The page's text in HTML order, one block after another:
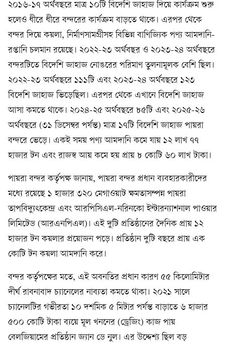
২০১৬-১৭ অর্থবছরে মাত্র ১০টি বিদেশি জাহাজ দিয়ে কার্যক্রম শুরু
হলেও ধীরে ধীরে বন্দরের কার্যক্রম বাড়তে থাকে। এরপর থেকে
বন্দর দিয়ে কয়লা, নির্মাণসামগ্রীসহ বিভিন্ন বাণিজ্যিক পণ্য আমদানি-
রপ্তানি চলমান রয়েছে। ২০২২-২৩ অর্থবছর ও ২০২৩-২৪ অর্থবছরে
বন্দরটিতে বিদেশি জাহাজ নোঙরের পরিমাণ তুলনামূলক বেশি ছিল।
২০২২-২৩ অর্থবছরে ১১১টি এবং ২০২৩-২৪ অর্থবছরে ১২৩
বিদেশি জাহাজ ভিড়েছিল। এরপর থেকে এখানে বিদেশি জাহাজ
আসা কমতে থাকে। ২০২৪-২৫ অর্থবছরে ৮৫টি এবং ২০২৫-২৬
অর্থবছরে (৩১ ডিসেম্বর পর্যন্ত) মাত্র ১৭টি বিদেশি জাহাজ পায়রা
বন্দরে ভেড়ে। একই সময় পণ্য আমদানি কমে যায় ১২ লাখ ৭৭
হাজার টন এবং রাজস্ব আয় কমে হয় প্রায় ৮ কোটি ৬০ লাখ টাকা।
পায়রা বন্দর কর্তৃপক্ষ জানায়, পায়রা বন্দর প্রধান ব্যবহারকারীদের
মধ্যে রয়েছে ১ হাজার ৩২০ মেগাওয়াট ক্ষমতাসম্পন্ন পায়রা
তাপবিদ্যুৎকেন্দ্র এবং আরপিসিএল-নরিনকো ইন্টারন্যাশনাল পাওয়ার
লিমিটেড (আরএনপিএল)। এই দুটি প্রতিষ্ঠানের দৈনিক প্রায় ১২
হাজার টন কয়লার প্রয়োজন পড়ে। প্রতিষ্ঠান দুটি বছরে প্রায় এক
কোটি টন কয়লা আমদানি করে।
বন্দর কর্তৃপক্ষের মতে, এই অবনতির প্রধান কারণ ৫৫ কিলোমিটার
দীর্ঘ রাবনাবাদ চ্যানেলের নাব্যতা কমতে থাকা। ২০২১ সালে
চ্যানেলটির গভীরতা ১০ দশমিক ৫ মিটার পর্যন্ত বাড়াতে ৬ হাজার
৫০০ কোটি টাকা ব্যয়ে মূল খননের (ড্রেজিং) কাজ পায়
বেলজিয়ামের প্রতিষ্ঠান জ্যান ডে নুল। এর উদ্দেশ্য ছিল বড়